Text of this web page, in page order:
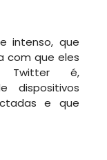
intenso, que
com que eles
Twitter é,
dispositivos
e que